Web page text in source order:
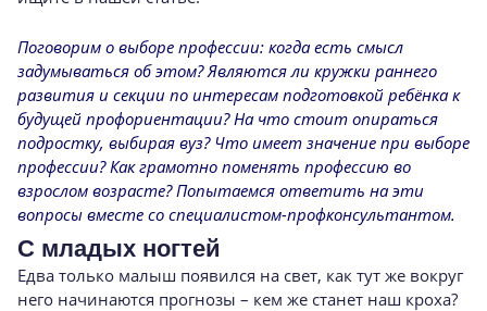
Поговорим о выборе профессии: когда есть смысл
задумываться об этом? Являются ли кружки раннего
развития и секции по интересам подготовкой ребёнка к
будущей профориентации? На что стоит опираться
подростку, выбирая вуз? Что имеет значение при выборе
профессии? Как грамотно поменять профессию во
взрослом возрасте? Попытаемся ответить на эти
вопросы вместе со специалистом-профконсультантом.
С младых ногтей
Едва только малыш появился на свет, как тут же вокруг
него начинаются прогнозы – кем же станет наш кроха?